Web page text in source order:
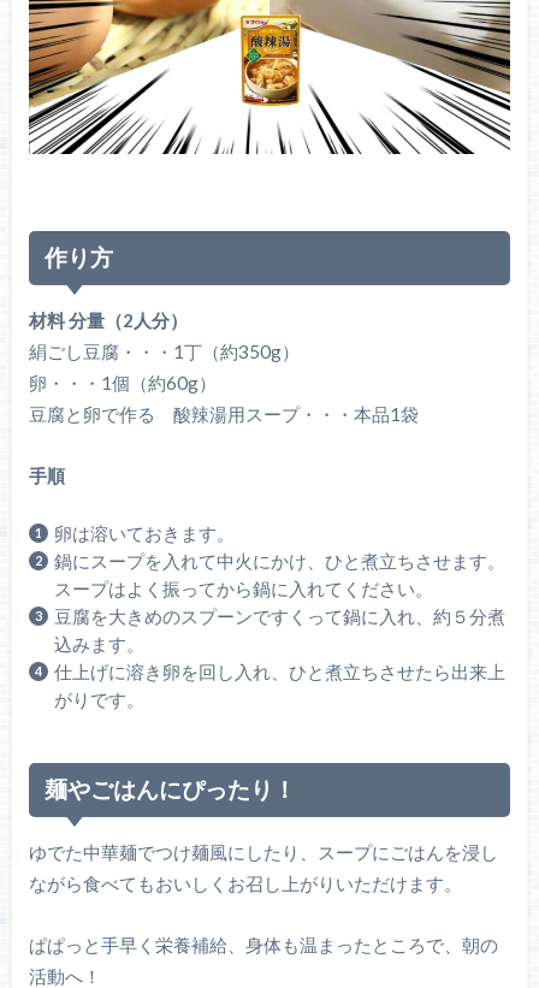
作り方
材料 分量（2人分）
絹ごし豆腐・・・1丁（約350g）
卵・・・1個（約60g）
豆腐と卵で作る 酸辣湯用スープ・・・本品1袋
手順
卵は溶いておきます。
鍋にスープを入れて中火にかけ、ひと煮立ちさせます。
スープはよく振ってから鍋に入れてください。
豆腐を大きめのスプーンですくって鍋に入れ、約５分煮
込みます。
仕上げに溶き卵を回し入れ、ひと煮立ちさせたら出来上
がりです。
麺やごはんにぴったり！
ゆでた中華麺でつけ麺風にしたり、スープにごはんを浸し
ながら食べてもおいしくお召し上がりいただけます。
ぱぱっと手早く栄養補給、身体も温まったところで、朝の
活動へ！